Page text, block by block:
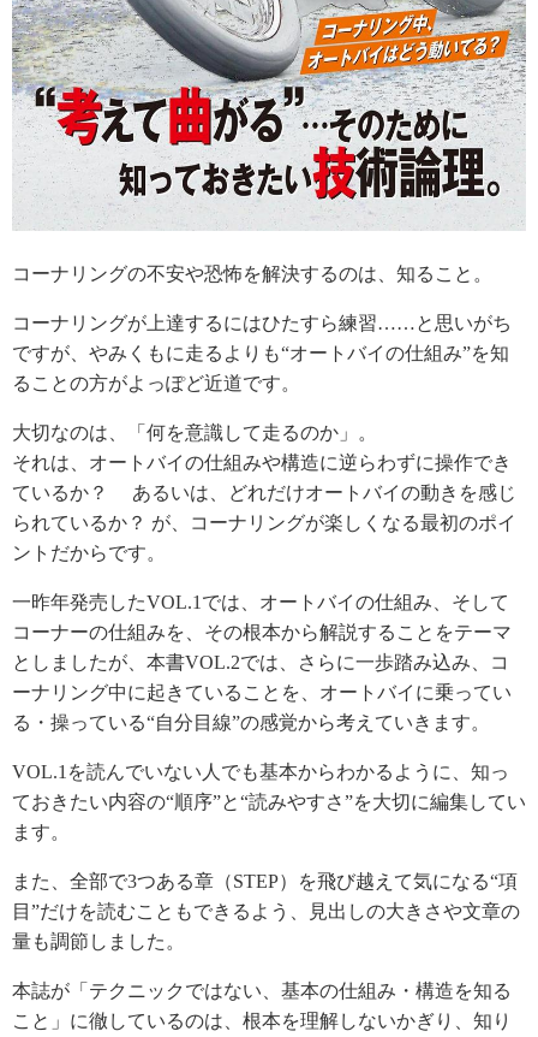
コーナリングの不安や恐怖を解決するのは、知ること。
コーナリングが上達するにはひたすら練習……と思いがち
ですが、やみくもに走るよりも“オートバイの仕組み”を知
ることの方がよっぽど近道です。
大切なのは、「何を意識して走るのか」。
それは、オートバイの仕組みや構造に逆らわずに操作でき
ているか？ あるいは、どれだけオートバイの動きを感じ
られているか？ が、コーナリングが楽しくなる最初のポイ
ントだからです。
一昨年発売したVOL.1では、オートバイの仕組み、そして
コーナーの仕組みを、その根本から解説することをテーマ
としましたが、本書VOL.2では、さらに一歩踏み込み、コ
ーナリング中に起きていることを、オートバイに乗ってい
る・操っている“自分目線”の感覚から考えていきます。
VOL.1を読んでいない人でも基本からわかるように、知っ
ておきたい内容の“順序”と“読みやすさ”を大切に編集してい
ます。
また、全部で3つある章（STEP）を飛び越えて気になる“項
目”だけを読むこともできるよう、見出しの大きさや文章の
量も調節しました。
本誌が「テクニックではない、基本の仕組み・構造を知る
こと」に徹しているのは、根本を理解しないかぎり、知り